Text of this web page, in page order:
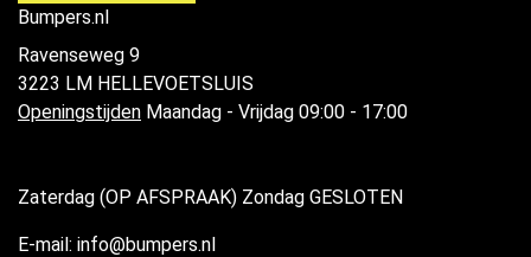
Bumpers.nl
Ravenseweg 9
3223 LM HELLEVOETSLUIS
Openingstijden Maandag - Vrijdag 09:00 - 17:00
Zaterdag (OP AFSPRAAK) Zondag GESLOTEN
E-mail: info@bumpers.nl